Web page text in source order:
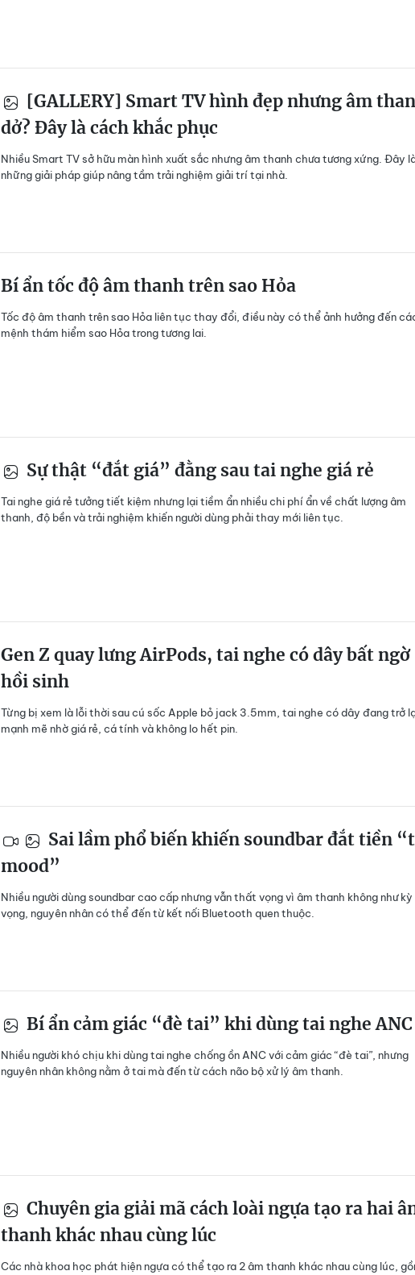
[GALLERY] Smart TV hình đẹp nhưng âm
dở? Đây là cách khắc phục
Nhiều Smart TV sở hữu màn hình xuất sắc nhưng âm thanh chưa tương xứng. Đây
những giải pháp giúp nâng tầm trải nghiệm giải trí tại nhà.
Bí ẩn tốc độ âm thanh trên sao Hỏa
Tốc độ âm thanh trên sao Hỏa liên tục thay đổi, điều này có thể ảnh hưởng đến
mệnh thám hiểm sao Hỏa trong tương lai.
Sự thật “đắt giá” đằng sau tai nghe giá rẻ
Tai nghe giá rẻ tưởng tiết kiệm nhưng lại tiềm ẩn nhiều chi phí ẩn về chất lượng âm
thanh, độ bền và trải nghiệm khiến người dùng phải thay mới liên tục.
Gen Z quay lưng AirPods, tai nghe có dây bất ngờ
hồi sinh
Từng bị xem là lỗi thời sau cú sốc Apple bỏ jack 3.5mm, tai nghe có dây đang trở
mạnh mẽ nhờ giá rẻ, cá tính và không lo hết pin.
Sai lầm phổ biến khiến soundbar đắt tiền
mood”
Nhiều người dùng soundbar cao cấp nhưng vẫn thất vọng vì âm thanh không như kỳ
vọng, nguyên nhân có thể đến từ kết nối Bluetooth quen thuộc.
Bí ẩn cảm giác “đè tai” khi dùng tai nghe ANC
Nhiều người khó chịu khi dùng tai nghe chống ồn ANC với cảm giác “đè tai”, nhưng
nguyên nhân không nằm ở tai mà đến từ cách não bộ xử lý âm thanh.
Chuyên gia giải mã cách loài ngựa tạo ra hai
thanh khác nhau cùng lúc
Các nhà khoa học phát hiện ngựa có thể tạo ra 2 âm thanh khác nhau cùng lúc,